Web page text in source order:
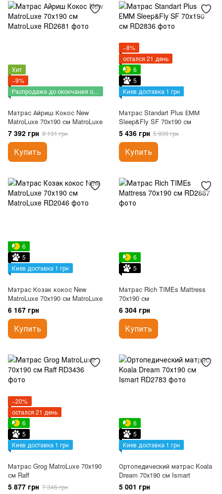
Хит
−9%
Распродажа до окончания остатков
Матрас Айриш Кокос New
MatroLuxe 70х190 см MatroLuxe
7 392 грн 8 131 грн
Купить
−8%
остался 21 день
6
5
Киев доставка 1 грн
Матрас Standart Plus ЕММ
Sleep&Fly SF 70х190 см
5 436 грн 5 909 грн
Купить
6
5
Киев доставка 1 грн
Матрас Козак кокос New
MatroLuxe 70х190 см MatroLuxe
6 167 грн
Купить
6
5
Матрас Rich TIMEs Mattress
70х190 см
6 304 грн
Купить
−20%
остался 21 день
6
5
Киев доставка 1 грн
Матрас Grog MatroLuxe 70х190
см Raff
5 877 грн 7 346 грн
6
5
Киев доставка 1 грн
Ортопедический матрас Koala
Dream 70х190 см Ismart
5 001 грн